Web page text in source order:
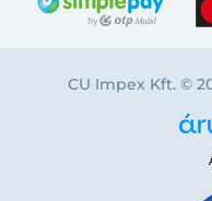
CU Impex Kft. ©